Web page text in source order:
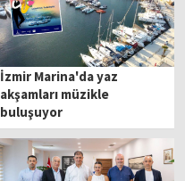
İzmir Marina'da yaz
akşamları müzikle
buluşuyor